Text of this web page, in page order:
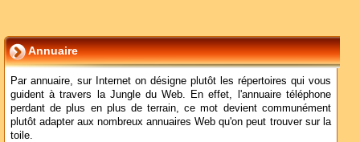
Annuaire
Par annuaire, sur Internet on désigne plutôt les répertoires qui vous
guident à travers la Jungle du Web. En effet, l'annuaire téléphone
perdant de plus en plus de terrain, ce mot devient communément
plutôt adapter aux nombreux annuaires Web qu'on peut trouver sur la
toile.